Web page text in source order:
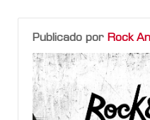
Publicado por Rock